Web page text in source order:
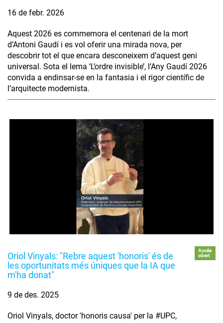
16 de febr. 2026
Aquest 2026 es commemora el centenari de la mort
d’Antoni Gaudí i es vol oferir una mirada nova, per
descobrir tot el que encara desconeixem d’aquest geni
universal. Sota el lema ‘L’ordre invisible’, l’Any Gaudí 2026
convida a endinsar-se en la fantasia i el rigor científic de
l’arquitecte modernista.
Oriol Vinyals: "Rebre aquest 'honoris' és de
les oportunitats més úniques que la IA que
m'ha donat"
Accés
obert
9 de des. 2025
Oriol Vinyals, doctor 'honoris causa' per la #UPC,